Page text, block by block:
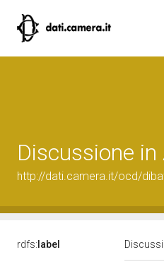
Discussione
http://dati.camera.it/ocd/
rdfs: label